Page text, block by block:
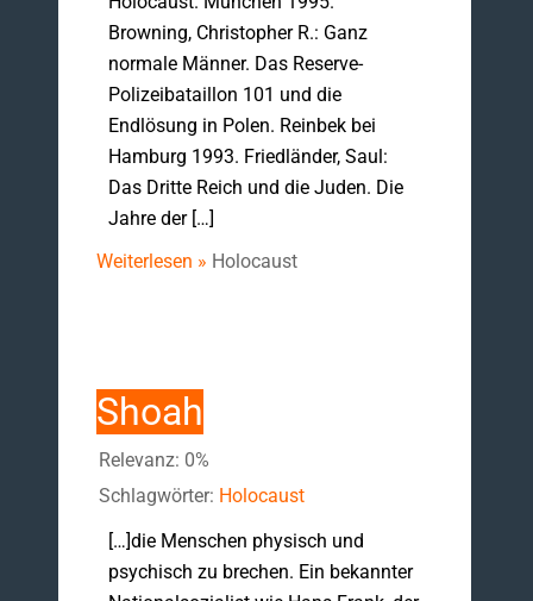
Browning, Christopher R.: Ganz
normale Männer. Das Reserve-
Polizeibataillon 101 und die
Endlösung in Polen. Reinbek bei
Hamburg 1993. Friedländer, Saul:
Das Dritte Reich und die Juden. Die
Jahre der […]
Weiterlesen » Holocaust
Shoah
Relevanz: 0%
Schlagwörter: Holocaust
[…]die Menschen physisch und
psychisch zu brechen. Ein bekannter